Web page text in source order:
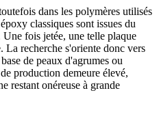
dans les polymères utilisés
classiques sont issues du
Une fois jetée, une telle plaque
La recherche s'oriente donc vers
de peaux d'agrumes ou
production demeure élevé,
restant onéreuse à grande